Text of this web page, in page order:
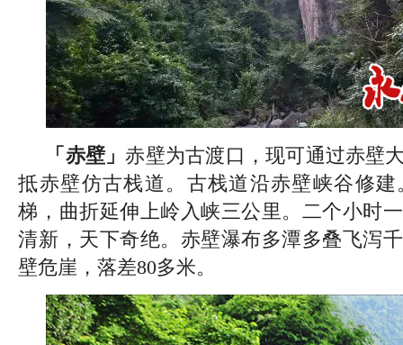
「赤壁」赤壁为古渡口，现可通过赤壁
抵赤壁仿古栈道。古栈道沿赤壁峡谷修
梯，曲折延伸上岭入峡三公里。二个小时
清新，天下奇绝。赤壁瀑布多潭多叠飞泻
壁危崖，落差80多米。